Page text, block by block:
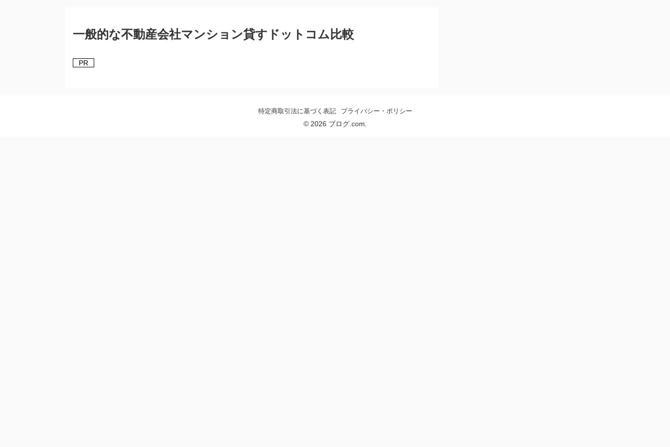
一般的な不動産会社マンション貸すドットコム比較
PR
特定商取引法に基づく表記 プライバシー・ポリシー
© 2026 ブログ.com.